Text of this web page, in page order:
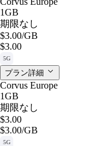
1GB
期限なし
$3.00/GB
$3.00
5G
プラン詳細
Corvus Europe
1GB
期限なし
$3.00
$3.00/GB
5G